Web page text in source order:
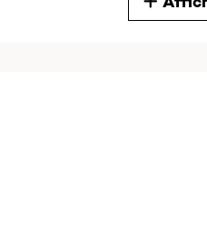
and CD's and a film, great